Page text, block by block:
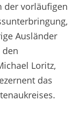
der vorläufigen
Ausländer
den
Loritz,
das